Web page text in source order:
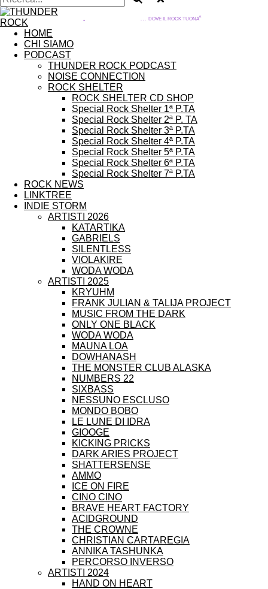
DOVE IL ROCK TUONA“
HOME
CHI SIAMO
PODCAST
THUNDER ROCK PODCAST
NOISE CONNECTION
ROCK SHELTER
ROCK SHELTER CD SHOP
Special Rock Shelter 1ª P.TA
Special Rock Shelter 2ª P. TA
Special Rock Shelter 3ª P.TA
Special Rock Shelter 4ª P.TA
Special Rock Shelter 5ª P.TA
Special Rock Shelter 6ª P.TA
Special Rock Shelter 7ª P.TA
ROCK NEWS
LINKTREE
INDIE STORM
ARTISTI 2026
KATARTIKA
GABRIELS
SILENTLESS
VIOLAKIRE
WODA WODA
ARTISTI 2025
KRYUHM
FRANK JULIAN & TALIJA PROJECT
MUSIC FROM THE DARK
ONLY ONE BLACK
WODA WODA
MAUNA LOA
DOWHANASH
THE MONSTER CLUB ALASKA
NUMBERS 22
SIXBASS
NESSUNO ESCLUSO
MONDO BOBO
LE LUNE DI IDRA
GIOOGE
KICKING PRICKS
DARK ARIES PROJECT
SHATTERSENSE
AMMO
ICE ON FIRE
CINO CINO
BRAVE HEART FACTORY
ACIDGROUND
THE CROWNE
CHRISTIAN CARTAREGIA
ANNIKA TASHUNKA
PERCORSO INVERSO
ARTISTI 2024
HAND ON HEART